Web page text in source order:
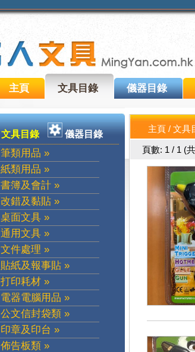
主頁 文具目錄 儀器目錄
文具目錄 儀器目錄
筆類用品 »
紙類用品 »
書簿及會計 »
改錯及黏貼 »
桌面文具 »
通用文具 »
文件處理 »
貼紙及報事貼 »
打印耗材 »
電器電腦用品 »
公文信封袋類 »
印章及印台 »
佈告板類 »
主頁/ 文具
頁數: 1 / 1 (